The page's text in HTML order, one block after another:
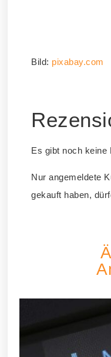
Bild: pixabay.com
Es gibt noch keine
Nur angemeldete
gekauft haben,